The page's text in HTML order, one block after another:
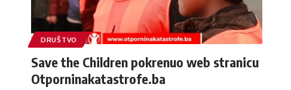
DRUŠTVO
Save the Children pokrenuo web stranicu
Otporninakatastrofe.ba